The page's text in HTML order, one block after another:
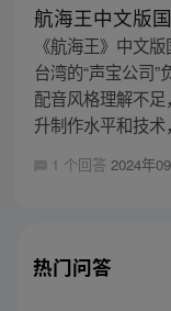
航海王中文版
《航海王》中文
台湾的“声宝公司
配音风格理解不
升制作水平和技
1 个回答 2024年
热门问答